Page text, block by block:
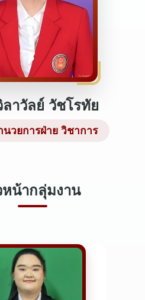
ลาวัลย์ วัชโรทัย
นวยการฝ่าย วิชาการ
น้ากลุ่มงาน